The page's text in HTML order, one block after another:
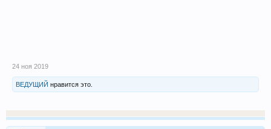
24 ноя 2019
ВЕДУЩИЙ нравится это.